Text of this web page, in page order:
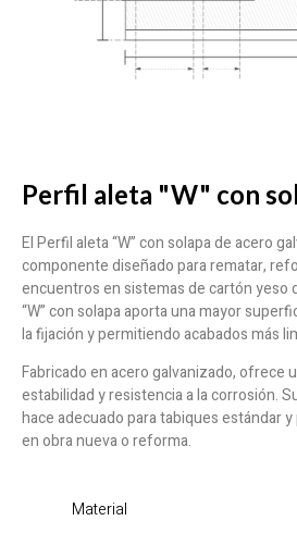
Perfil aleta "W" con
El Perfil aleta “W” con solapa de acero
componente diseñado para rematar,
encuentros en sistemas de cartón yeso
“W” con solapa aporta una mayor
la fijación y permitiendo acabados más
Fabricado en acero galvanizado, ofrece
estabilidad y resistencia a la corrosión.
hace adecuado para tabiques estándar
en obra nueva o reforma.
Material